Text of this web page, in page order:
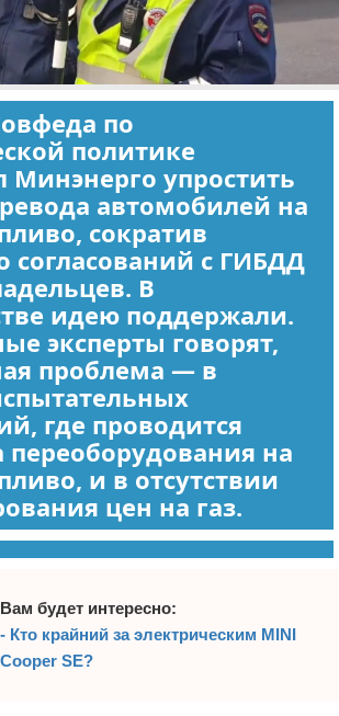
по
политике
Минэнерго упростить
автомобилей на
сократив
согласований с ГИБДД
В
идею поддержали.
эксперты говорят,
проблема — в
где проводится
переоборудования на
и в отсутствии
цен на газ.
Вам будет интересно:
- Кто крайний за электрическим MINI
Cooper SE?